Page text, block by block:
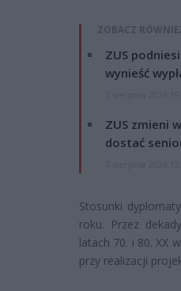
ZOBACZ
ZUS
wynieść
ZUS zmieni
dostać
Stosunki
roku. Przez
latach 70. i 80. XX
przy realizacji